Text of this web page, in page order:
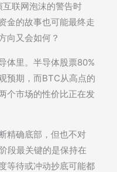
联网泡沫的警告时
的故事也可能最终走
向又会如何？
体里。半导体股票80%
预期，而BTC从高点的
个市场的性价比正在发
精确底部，但也不对
段最关键的是保持在
等待或冲动抄底可能都